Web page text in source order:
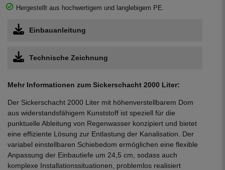
Hergestellt aus hochwertigem und langlebigem PE.
Einbauanleitung
Technische Zeichnung
Mehr Informationen zum Sickerschacht 2000 Liter:
Der Sickerschacht 2000 Liter mit höhenverstellbarem Dom
aus widerstandsfähigem Kunststoff ist speziell für die
punktuelle Ableitung von Regenwasser konzipiert und bietet
eine effiziente Lösung zur Entlastung der Kanalisation. Der
variabel einstellbaren Schiebedom ermöglichen eine flexible
Anpassung der Einbautiefe um 24,5 cm, sodass auch
komplexe Installationssituationen, problemlos realisiert